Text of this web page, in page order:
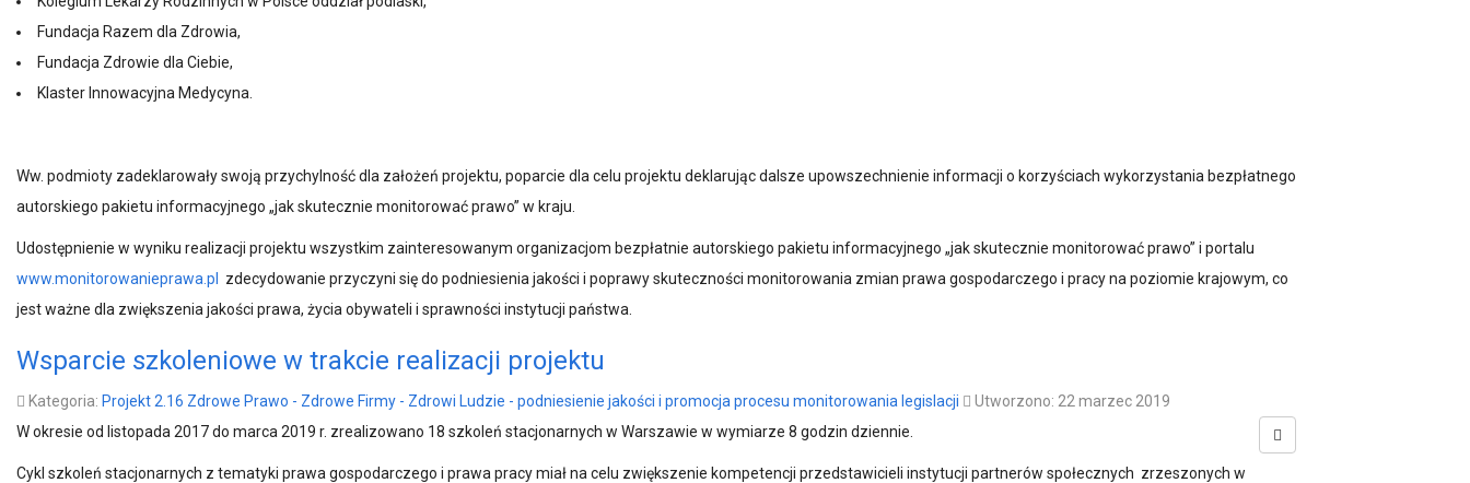
Fundacja Razem dla Zdrowia,
Fundacja Zdrowie dla Ciebie,
Klaster Innowacyjna Medycyna.
Ww. podmioty zadeklarowały swoją przychylność dla założeń projektu, poparcie dla celu projektu deklarując dalsze upowszechnienie informacji o korzyściach wykorzystania bezpłatnego
autorskiego pakietu informacyjnego „jak skutecznie monitorować prawo” w kraju.
Udostępnienie w wyniku realizacji projektu wszystkim zainteresowanym organizacjom bezpłatnie autorskiego pakietu informacyjnego „jak skutecznie monitorować prawo” i portalu
www.monitorowanieprawa.pl
zdecydowanie przyczyni się do podniesienia jakości i poprawy skuteczności monitorowania zmian prawa gospodarczego i pracy na poziomie krajowym, co
jest ważne dla zwiększenia jakości prawa, życia obywateli i sprawności instytucji państwa.
Wsparcie szkoleniowe w trakcie realizacji projektu
Kategoria: Projekt 2.16 Zdrowe Prawo - Zdrowe Firmy - Zdrowi Ludzie - podniesienie jakości i promocja procesu monitorowania legislacji
Utworzono: 22 marzec 2019
W okresie od listopada 2017 do marca 2019 r. zrealizowano 18 szkoleń stacjonarnych w Warszawie w wymiarze 8 godzin dziennie.
Cykl szkoleń stacjonarnych z tematyki prawa gospodarczego i prawa pracy miał na celu zwiększenie kompetencji przedstawicieli instytucji partnerów społecznych zrzeszonych w